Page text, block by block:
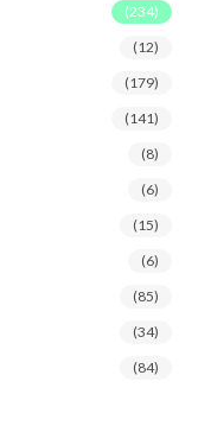
(234)
(12)
(179)
(141)
(8)
(6)
(15)
(6)
(85)
(34)
(84)